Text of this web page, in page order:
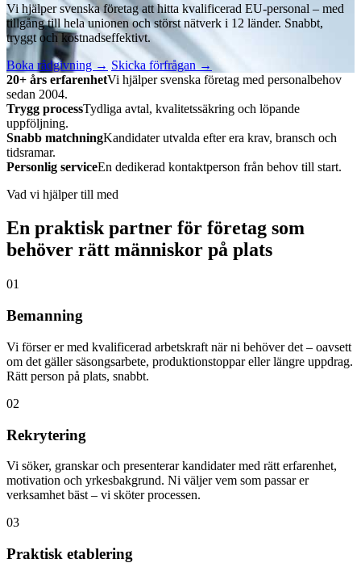
Vi hjälper svenska företag att hitta kvalificerad EU-personal – med
tillgång till hela unionen och störst nätverk i 12 länder. Snabbt,
tryggt och kostnadseffektivt.
Boka rådgivning → Skicka förfrågan →
20+ års erfarenhetVi hjälper svenska företag med personalbehov
sedan 2004.
Trygg processTydliga avtal, kvalitetssäkring och löpande
uppföljning.
Snabb matchningKandidater utvalda efter era krav, bransch och
tidsramar.
Personlig serviceEn dedikerad kontaktperson från behov till start.
Vad vi hjälper till med
En praktisk partner för företag som
behöver rätt människor på plats
01
Bemanning
Vi förser er med kvalificerad arbetskraft när ni behöver det – oavsett
om det gäller säsongsarbete, produktionstoppar eller längre uppdrag.
Rätt person på plats, snabbt.
02
Rekrytering
Vi söker, granskar och presenterar kandidater med rätt erfarenhet,
motivation och yrkesbakgrund. Ni väljer vem som passar er
verksamhet bäst – vi sköter processen.
03
Praktisk etablering